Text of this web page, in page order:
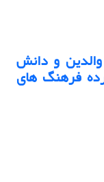
و دانش
فرهنگ های